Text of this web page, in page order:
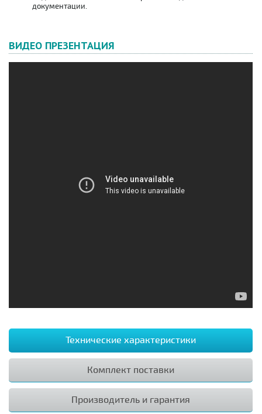
документации.
ВИДЕО ПРЕЗЕНТАЦИЯ
Технические характеристики
Комплект поставки
Производитель и гарантия